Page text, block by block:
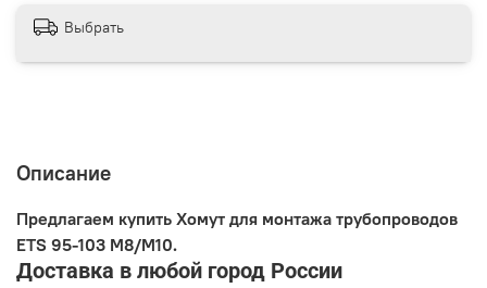
Выбрать
Описание
Предлагаем купить Хомут для монтажа трубопроводов
ETS 95-103 M8/M10.
Доставка в любой город России